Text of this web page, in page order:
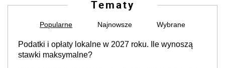
Tematy
Popularne Najnowsze Wybrane
Podatki i opłaty lokalne w 2027 roku. Ile wynoszą
stawki maksymalne?